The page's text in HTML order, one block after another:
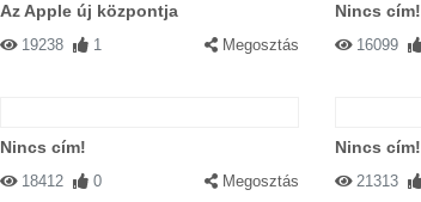
Az Apple új központja
19238 1 Megosztás
Nincs cím!
16099
Nincs cím!
18412 0 Megosztás
Nincs cím!
21313